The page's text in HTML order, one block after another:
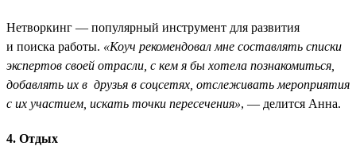
Нетворкинг — популярный инструмент для развития
и поиска работы. «Коуч рекомендовал мне составлять списки
экспертов своей отрасли, с кем я бы хотела познакомиться,
добавлять их в друзья в соцсетях, отслеживать мероприятия
с их участием, искать точки пересечения», — делится Анна.
4. Отдых